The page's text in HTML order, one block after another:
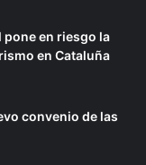
en riesgo la
en Cataluña
convenio de las